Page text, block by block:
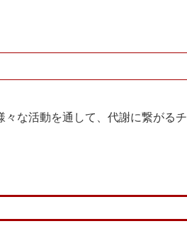
な活動を通して、代謝に繋がるチ